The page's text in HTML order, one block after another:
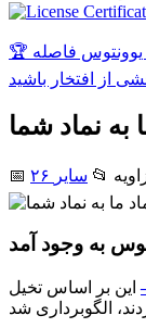
🏆 فقط ۴ دقیقه با عضویت رسمی در باشگاه یوونتوس فاصله
به نماد شما
📅 📂 سایر
این بر اساس تخیل